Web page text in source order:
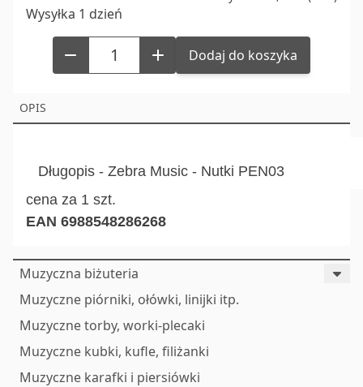
Muzyczna biżuteria
Muzyczne piórniki, ołówki, linijki itp.
Muzyczne torby, worki-plecaki
Muzyczne kubki, kufle, filiżanki
Muzyczne karafki i piersiówki
Wysyłka 1 dzień
Dodaj do koszyka
OPIS
Długopis - Zebra Music - Nutki PEN03
cena za 1 szt.
EAN 6988548286268